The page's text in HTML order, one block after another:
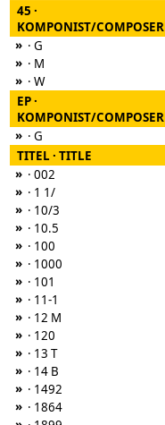
45 ·
KOMPONIST/COMPOSER
» · G
» · M
» · W
EP ·
KOMPONIST/COMPOSER
» · G
TITEL · TITLE
» · 002
» · 1 1/
» · 10/3
» · 10.5
» · 100
» · 1000
» · 101
» · 11-1
» · 12 M
» · 120
» · 13 T
» · 14 B
» · 1492
» · 1864